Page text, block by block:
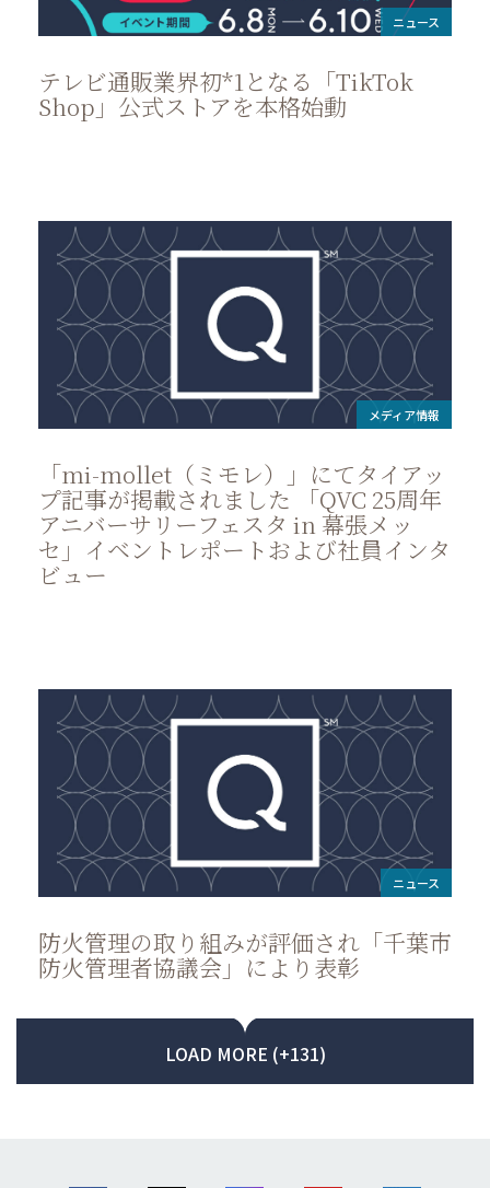
ニュース
テレビ通販業界初*1となる「TikTok
Shop」公式ストアを本格始動
メディア情報
「mi-mollet（ミモレ）」にてタイアッ
プ記事が掲載されました 「QVC 25周年
アニバーサリーフェスタ in 幕張メッ
セ」イベントレポートおよび社員インタ
ビュー
ニュース
防火管理の取り組みが評価され「千葉市
防火管理者協議会」により表彰
LOAD MORE (+131)